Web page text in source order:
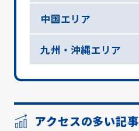
中国エリア
九州・沖縄エリア
アクセスの多い記事